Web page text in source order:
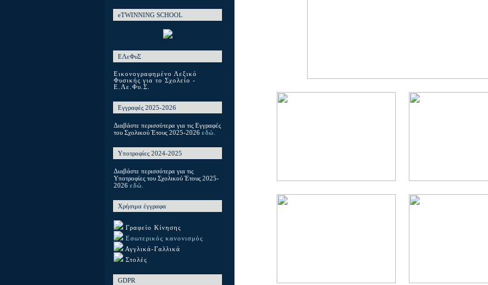
eTWINNING SCHOOL
ΕΛεΦυΣ
Εικονογραφημένο Λεξικό
Φυσικής για το Σχολείο -
Ε.Λε.Φυ.Σ.
Εγγραφές 2025-2026
Διαβάστε περισσότερα για τις Εγγραφές
του Σχολικού Έτους 2025-2026 εδώ.
Υποτροφίες 2024-2025
Διαβάστε περισσότερα για τις
Υποτροφίες του Σχολικού Έτους 2025-
2026 εδώ.
Χρήσιμα έγγραφα
Γραφείο Κίνησης
Εσωτερικός κανονισμός
Αγγλικά-Γαλλικά
Στολές
GDPR